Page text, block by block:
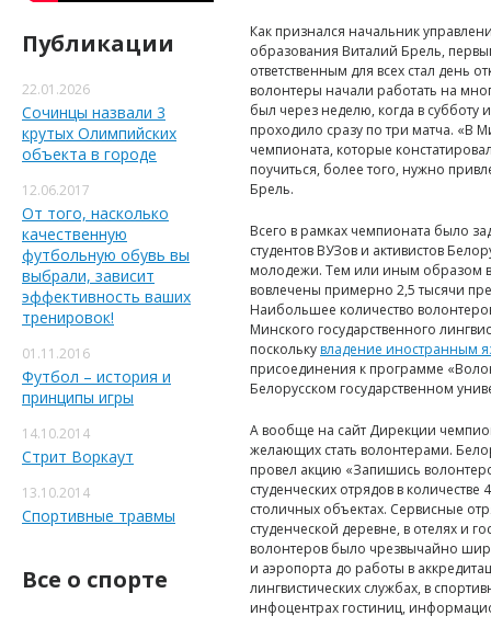
Публикации
22.01.2026
Сочинцы назвали 3
крутых Олимпийских
объекта в городе
12.06.2017
От того, насколько
качественную
футбольную обувь вы
выбрали, зависит
эффективность ваших
тренировок!
01.11.2016
Футбол – история и
принципы игры
14.10.2014
Стрит Воркаут
13.10.2014
Спортивные травмы
Все о спорте
Как признался начальник
образования Виталий Брель,
ответственным для всех стал день
волонтеры начали работать на
был через неделю, когда в субботу
проходило сразу по три матча. «В
чемпионата, которые
поучиться, более того, нужно
Брель.
Всего в рамках чемпионата было
студентов ВУЗов и активистов
молодежи. Тем или иным образом
вовлечены примерно 2,5 тысячи
Наибольшее количество
Минского государственного
поскольку владение иностранным
присоединения к программе
Белорусском государственном
А вообще на сайт Дирекции
желающих стать волонтерами.
провел акцию «Запишись
студенческих отрядов в
столичных объектах. Сервисные
студенческой деревне, в отелях и
волонтеров было чрезвычайно
и аэропорта до работы в
лингвистических службах, в
инфоцентрах гостиниц,